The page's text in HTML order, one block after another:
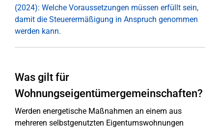
(2024): Welche Voraussetzungen müssen erfüllt sein,
damit die Steuerermäßigung in Anspruch genommen
werden kann.
Was gilt für
Wohnungseigentümergemeinschaften?
Werden energetische Maßnahmen an einem aus
mehreren selbstgenutzten Eigentumswohnungen